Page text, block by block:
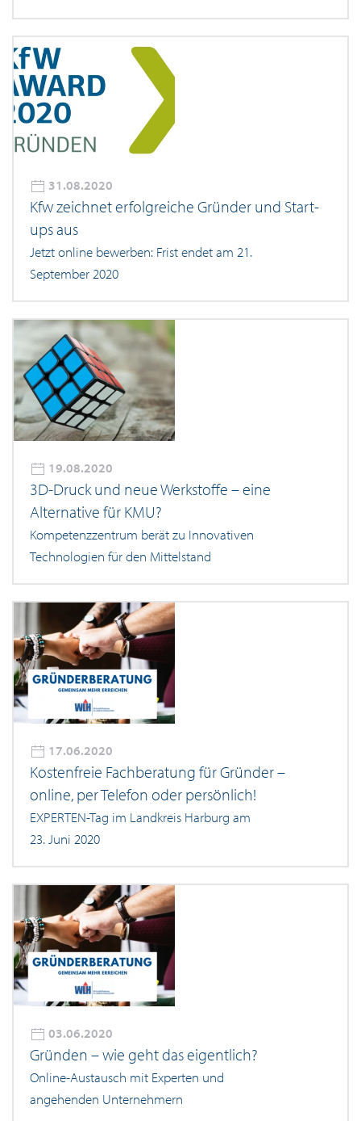
31.08.2020
Kfw zeichnet erfolgreiche Gründer und Start-
ups aus
Jetzt online bewerben: Frist endet am 21.
September 2020
19.08.2020
3D-Druck und neue Werkstoffe – eine
Alternative für KMU?
Kompetenzzentrum berät zu Innovativen
Technologien für den Mittelstand
17.06.2020
Kostenfreie Fachberatung für Gründer –
online, per Telefon oder persönlich!
EXPERTEN-Tag im Landkreis Harburg am
23. Juni 2020
03.06.2020
Gründen – wie geht das eigentlich?
Online-Austausch mit Experten und
angehenden Unternehmern